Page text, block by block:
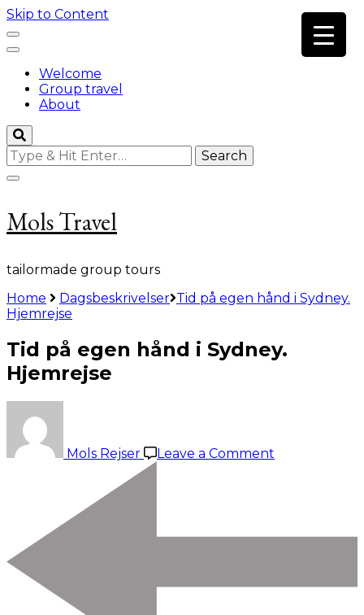
Skip to Content
Welcome
Group travel
About
Looking
for
Something?
Mols Travel
tailormade group tours
Home
Dagsbeskrivelser Tid på egen hånd i Sydney.
Hjemrejse
Tid på egen hånd i Sydney.
Hjemrejse
Mols Rejser Leave a Comment